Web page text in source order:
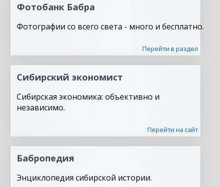
Фотобанк Бабра
Фотографии со всего света - много и бесплатно.
Перейти в раздел
Сибирский экономист
Сибирская экономика: объективно и
независимо.
Перейти на сайт
Бабропедия
Энциклопедия сибирской истории.